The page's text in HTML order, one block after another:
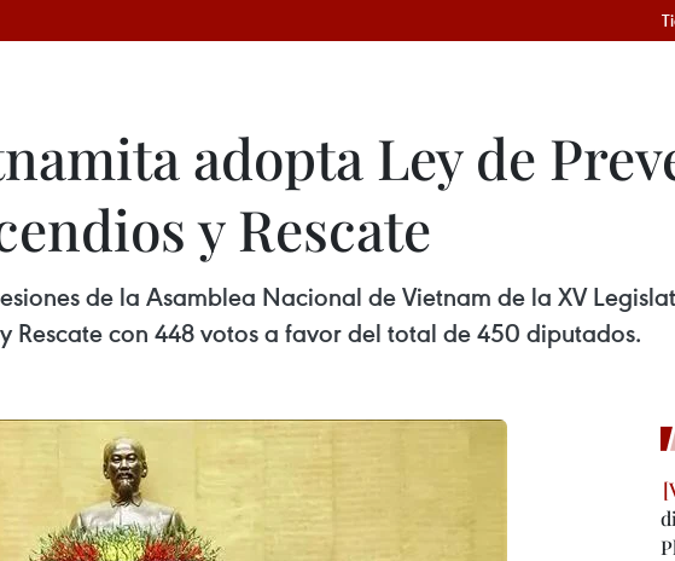
adopta Ley de
y Rescate
de la Asamblea Nacional de Vietnam de la XV
Rescate con 448 votos a favor del total de 450 diputados.